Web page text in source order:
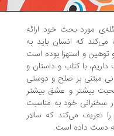
بحث خود ارائه
انسان باید به
استهزا بوده است
کتاب و داستان و
بر صلح و دوستی
و عشق بیشتر
خود به مناسبت
می‌کند که سالار
داده است.